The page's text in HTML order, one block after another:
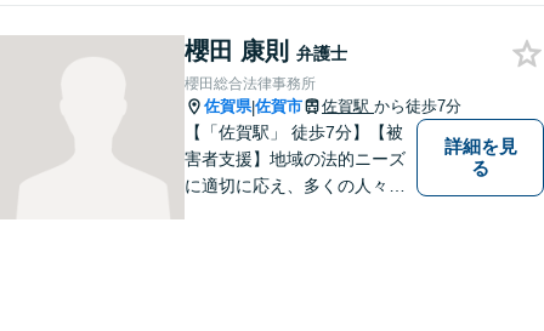
【士業ワンストップサービ
ス】
櫻田 康則 弁護士
櫻田総合法律事務所
佐賀県|佐賀市 佐賀駅 から徒歩7分
【「佐賀駅」 徒歩7分】【被
害者支援】地域の法的ニーズ
に適切に応え、多くの人々の
詳細を見
る